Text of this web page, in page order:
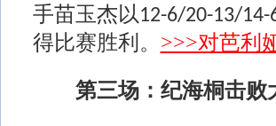
手苗玉杰以12-6/20-13/14-
得比赛胜利。 >>>对芭利
第三场：纪海桐击败